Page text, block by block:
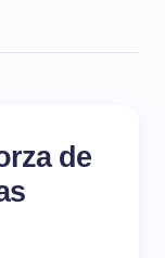
de